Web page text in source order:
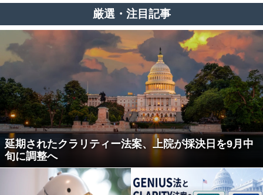
厳選・注目記事
延期されたクラリティー法案、上院が採決日を9月中
旬に調整へ